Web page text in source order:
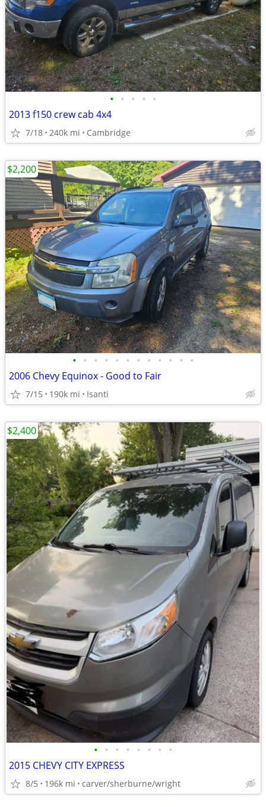
• • • • •
2013 f150 crew cab 4x4
7/18 240k mi Cambridge
• • • • • • • • • • • •
2006 Chevy Equinox - Good to Fair
7/15 190k mi Isanti
$2,200
• • • • • • • •
2015 CHEVY CITY EXPRESS
8/5 196k mi carver/sherburne/wright
$2,400